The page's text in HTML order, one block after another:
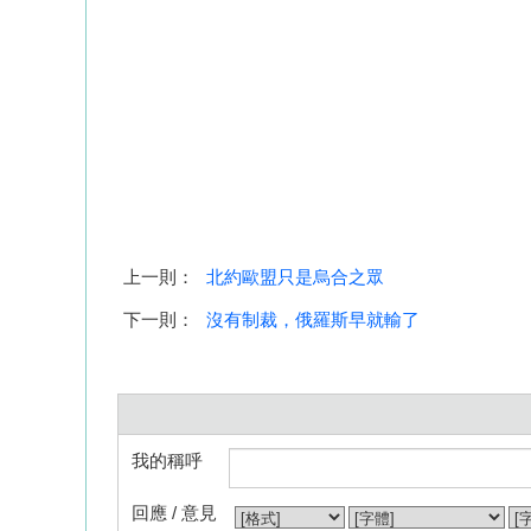
上一則： 北約歐盟只是烏合之眾
下一則： 沒有制裁，俄羅斯早就輸了
我的稱呼
回應 / 意見